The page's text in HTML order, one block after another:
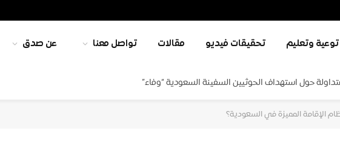
توعية وتعليم تحقيقات فيديو مقالات تواصل معنا عن صدق
حول استهداف الحوثيين السفينة السعودية “وفاء”
الإقامة المميزة في السعودية؟